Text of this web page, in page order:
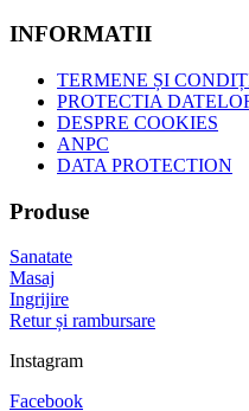
INFORMATII
TERMENE ȘI
PROTECTIA
DESPRE COOKIES
ANPC
DATA PROTECTION
Produse
Sanatate
Masaj
Ingrijire
Retur și rambursare
Instagram
Facebook